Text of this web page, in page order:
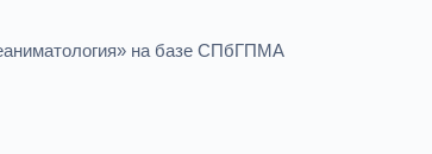
на базе СПбГПМА